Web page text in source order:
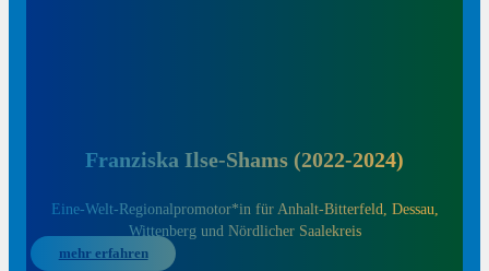
Franziska Ilse-Shams (2022-2024)
Eine-Welt-Regionalpromotor*in für Anhalt-Bitterfeld, Dessau,
Wittenberg und Nördlicher Saalekreis
mehr erfahren